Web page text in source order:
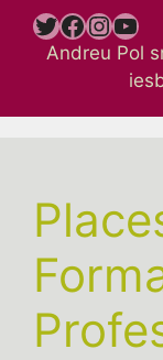
Twitter
Andreu Pol